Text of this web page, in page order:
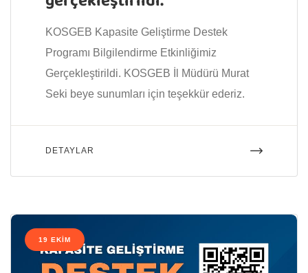
KOSGEB Kapasite Geliştirme Destek
Programı Bilgilendirme Etkinliğimiz
Gerçekleştirildi. KOSGEB İl Müdürü Murat
Seki beye sunumları için teşekkür ederiz.
DETAYLAR
19 EKIM